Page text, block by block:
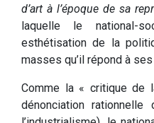
d’art à l’époque de sa
laquelle le national-
esthétisation de la
masses qu’il répond à
Comme la « critique de
dénonciation